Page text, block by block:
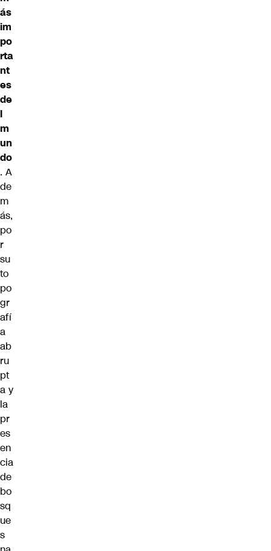
ás
im
po
rta
nt
es
de
l
m
un
do
. A
de
m
ás,
po
r
su
to
po
gr
afí
a
ab
ru
pt
a y
la
pr
es
en
cia
de
bo
sq
ue
s